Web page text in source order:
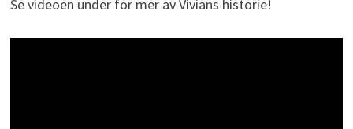
Se videoen under for mer av Vivians historie!